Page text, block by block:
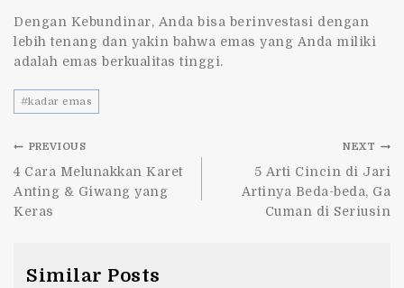
Dengan Kebundinar, Anda bisa berinvestasi dengan
lebih tenang dan yakin bahwa emas yang Anda miliki
adalah emas berkualitas tinggi.
#kadar emas
PREVIOUS
4 Cara Melunakkan Karet
Anting & Giwang yang
Keras
NEXT
5 Arti Cincin di Jari
Artinya Beda-beda, Ga
Cuman di Seriusin
Similar Posts